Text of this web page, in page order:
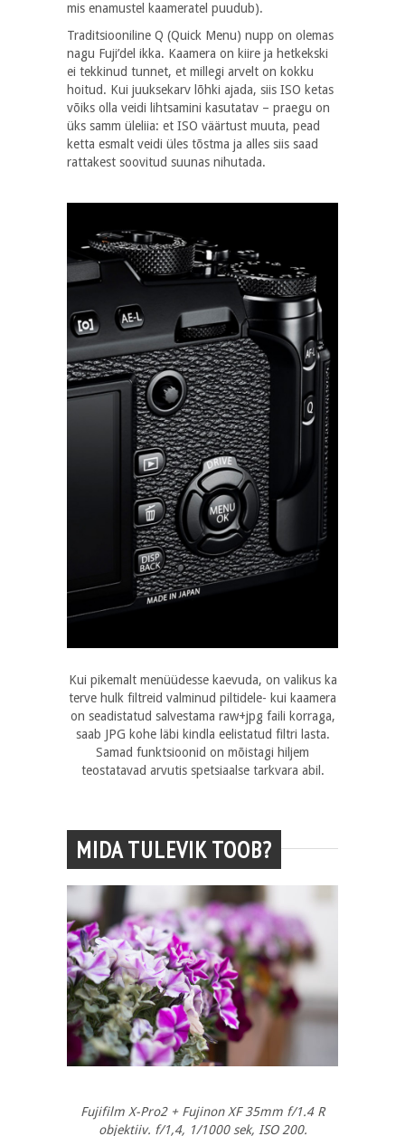
mis enamustel kaameratel puudub).
Traditsiooniline Q (Quick Menu) nupp on olemas
nagu Fuji’del ikka. Kaamera on kiire ja hetkekski
ei tekkinud tunnet, et millegi arvelt on kokku
hoitud. Kui juuksekarv lõhki ajada, siis ISO ketas
võiks olla veidi lihtsamini kasutatav – praegu on
üks samm üleliia: et ISO väärtust muuta, pead
ketta esmalt veidi üles tõstma ja alles siis saad
rattakest soovitud suunas nihutada.
Kui pikemalt menüüdesse kaevuda, on valikus ka
terve hulk filtreid valminud piltidele- kui kaamera
on seadistatud salvestama raw+jpg faili korraga,
saab JPG kohe läbi kindla eelistatud filtri lasta.
Samad funktsioonid on mõistagi hiljem
teostatavad arvutis spetsiaalse tarkvara abil.
MIDA TULEVIK TOOB?
Fujifilm X-Pro2 + Fujinon XF 35mm f/1.4 R
objektiiv. f/1,4, 1/1000 sek, ISO 200.